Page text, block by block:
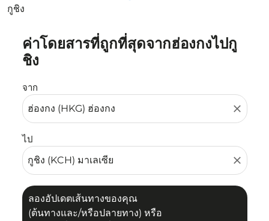
กูชิง
ค่าโดยสารที่ถูกที่สุดจากฮ่องกงไปกู
ชิง
จาก
close
ไป
close
ลองอัปเดตเส้นทางของคุณ
(ต้นทางและ/หรือปลายทาง) หรือ
ลองอัปเดตเส้นทางของคุณ (ต้นทางและ/หรือปลายทาง) หรื